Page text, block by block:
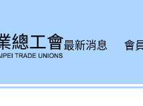
最新消息 會